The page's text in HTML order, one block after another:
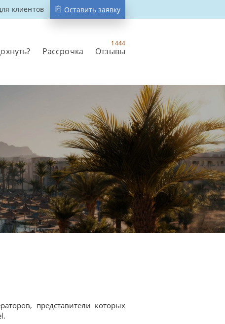
клиентов Оставить заявку
Рассрочка Отзывы
1444
представители которых